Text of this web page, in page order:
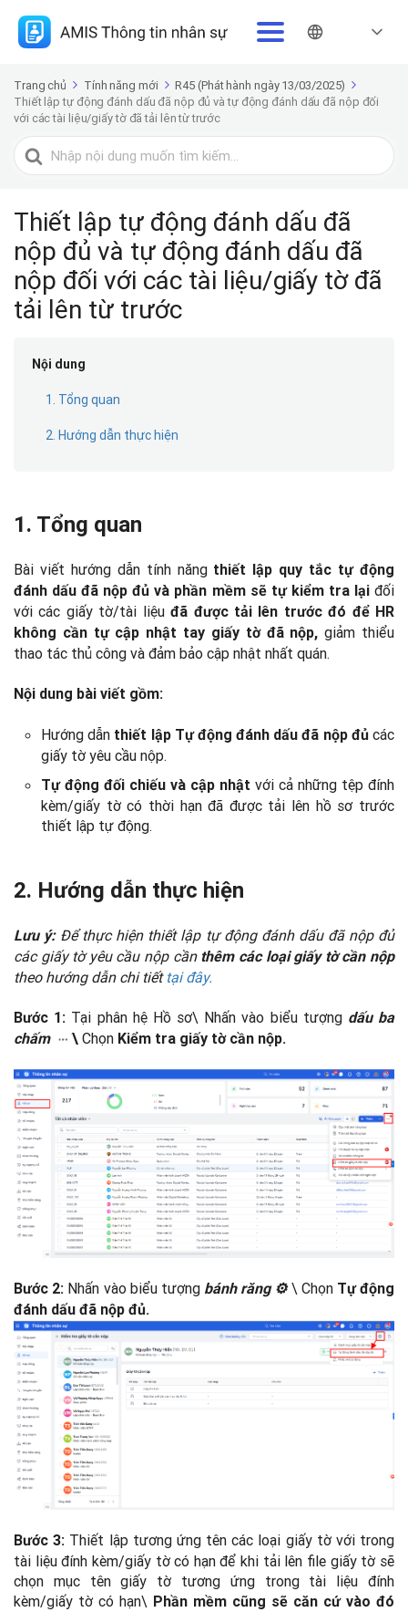
Trang chủ Tính năng mới
R45 (Phát hành ngày 13/03/2025)
Thiết lập tự động đánh dấu đã nộp đủ và tự động đánh dấu đã nộp đối
với các tài liệu/giấy tờ đã tải lên từ trước
Tìm
kiếm
Thiết lập tự động đánh dấu đã
nộp đủ và tự động đánh dấu đã
nộp đối với các tài liệu/giấy tờ đã
tải lên từ trước
Nội dung
1. Tổng quan
2. Hướng dẫn thực hiện
1. Tổng quan
Bài viết hướng dẫn tính năng thiết lập quy tắc tự động
đánh dấu đã nộp đủ và phần mềm sẽ tự kiểm tra lạiđối
với các giấy tờ/tài liệuđã được tải lên trước đó để HR
không cần tự cập nhật tay giấy tờ đã nộp, giảm thiểu
thao tác thủ công và đảm bảo cập nhật nhất quán.
Nội dung bài viết gồm:
Hướng dẫn thiết lập Tự động đánh dấu đã nộp đủcác
giấy tờ yêu cầu nộp.
Tự động đối chiếu và cập nhật với cả những tệp đính
kèm/giấy tờ có thời hạn đã được tải lên hồ sơ trước
thiết lập tự động.
2. Hướng dẫn thực hiện
Lưu ý:Để thực hiện thiết lập tự động đánh dấu đã nộp đủ
các giấy tờ yêu cầu nộp cầnthêm các loại giấy tờ cần nộp
theo hướng dẫn chi tiết tại đây.
Bước 1: Tại phân hệ Hồ sơ\ Nhấn vào biểu tượng dấu ba
chấm
\ Chọn Kiểm tra giấy tờ cần nộp.
Bước 2: Nhấn vào biểu tượng bánh răng ⚙\ Chọn Tự động
đánh dấu đã nộp đủ.
Bước 3: Thiết lập tương ứng tên các loại giấy tờ với trong
tài liệu đính kèm/giấy tờ có hạn để khi tải lên file giấy tờ sẽ
chọn mục tên giấy tờ tương ứng trong tài liệu đính
kèm/giấy tờ có hạn\ Phần mềm cũng sẽ căn cứ vào đó